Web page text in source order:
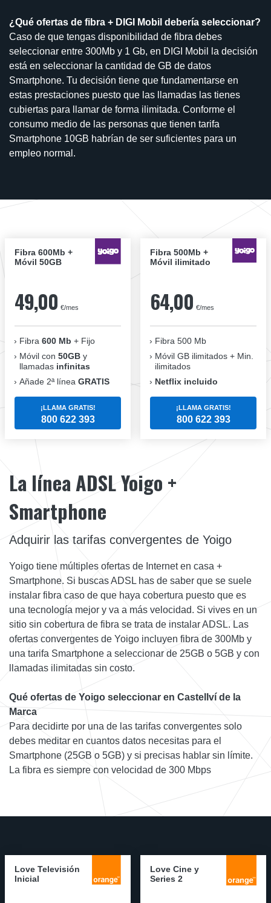
¿Qué ofertas de fibra + DIGI Mobil debería seleccionar?
Caso de que tengas disponibilidad de fibra debes
seleccionar entre 300Mb y 1 Gb, en DIGI Mobil la decisión
está en seleccionar la cantidad de GB de datos
Smartphone. Tu decisión tiene que fundamentarse en
estas prestaciones puesto que las llamadas las tienes
cubiertas para llamar de forma ilimitada. Conforme el
consumo medio de las personas que tienen tarifa
Smartphone 10GB habrían de ser suficientes para un
empleo normal.
Fibra 600Mb +
Móvil 50GB
49,00 €/mes
Fibra 600 Mb + Fijo
Móvil con 50GB y
llamadas infinitas
Añade 2ª línea GRATIS
¡LLAMA GRATIS!
800 622 393
Fibra 500Mb +
Móvil ilimitado
64,00 €/mes
Fibra 500 Mb
Móvil GB ilimitados + Min.
ilimitados
Netflix incluido
¡LLAMA GRATIS!
800 622 393
La línea ADSL Yoigo +
Smartphone
Adquirir las tarifas convergentes de Yoigo
Yoigo tiene múltiples ofertas de Internet en casa +
Smartphone. Si buscas ADSL has de saber que se suele
instalar fibra caso de que haya cobertura puesto que es
una tecnología mejor y va a más velocidad. Si vives en un
sitio sin cobertura de fibra se trata de instalar ADSL. Las
ofertas convergentes de Yoigo incluyen fibra de 300Mb y
una tarifa Smartphone a seleccionar de 25GB o 5GB y con
llamadas ilimitadas sin costo.
Qué ofertas de Yoigo seleccionar en Castellví de la
Marca
Para decidirte por una de las tarifas convergentes solo
debes meditar en cuantos datos necesitas para el
Smartphone (25GB o 5GB) y si precisas hablar sin límite.
La fibra es siempre con velocidad de 300 Mbps
Love Televisión
Inicial
Love Cine y
Series 2